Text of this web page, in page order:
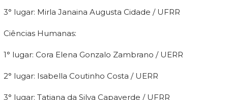
3° lugar: Mirla Janaina Augusta Cidade / UFRR
Ciências Humanas:
1° lugar: Cora Elena Gonzalo Zambrano / UERR
2° lugar: Isabella Coutinho Costa / UERR
3° lugar: Tatiana da Silva Capaverde / UFRR